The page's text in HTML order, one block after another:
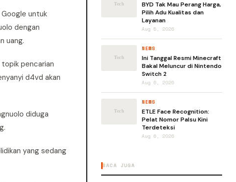
untuk
dengan
uang.
pencarian
d4vd akan
diduga
yang sedang
BYD Tak Mau Perang Harga,
Pilih Adu Kualitas dan
Layanan
Aug 5, 2026
NEWS
Ini Tanggal Resmi Minecraft
Bakal Meluncur di Nintendo
Switch 2
Aug 6, 2026
NEWS
ETLE Face Recognition:
Pelat Nomor Palsu Kini
Terdeteksi
Aug 6, 2026
BACA JUGA